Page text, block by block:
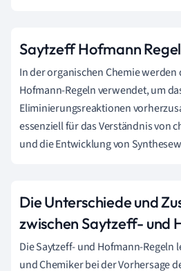
Saytzeff Hofmann Regel
In der organischen Chemie werden
Hofmann-Regeln verwendet, um
Eliminierungsreaktionen
essenziell für das Verständnis von
und die Entwicklung von
Die Unterschiede und
zwischen Saytzeff- und
Die Saytzeff- und Hofmann-Regeln
und Chemiker bei der Vorhersage